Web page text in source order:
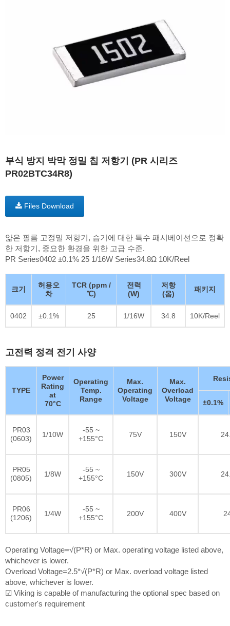
부식 방지 박막 정밀 칩 저항기 (PR 시리즈
PR02BTC34R8)
Files Download
얇은 필름 고정밀 저항기, 습기에 대한 특수 패시베이션으로 정확
한 저항기, 중요한 환경을 위한 고급 수준.
PR Series0402 ±0.1% 25 1/16W Series34.8Ω 10K/Reel
크기
허용오
차
TCR (ppm /
℃)
전력
(W)
저항
(옴)
패키지
0402 ±0.1% 25 1/16W 34.8 10K/Reel
고전력 정격 전기 사양
TYPE
Power
Rating
at
70°C
Operating
Temp.
Range
Max.
Operating
Voltage
Max.
Overload
Voltage
±0.1%
PR03
(0603)
1/10W
-55 ~
+155°C
75V 150V
PR05
(0805)
1/8W
-55 ~
+155°C
150V 300V
PR06
(1206)
1/4W
-55 ~
+155°C
200V 400V
Operating Voltage=√(P*R) or Max. operating voltage listed above,
whichever is lower.
Overload Voltage=2.5*√(P*R) or Max. overload voltage listed
above, whichever is lower.
☑ Viking is capable of manufacturing the optional spec based on
customer's requirement